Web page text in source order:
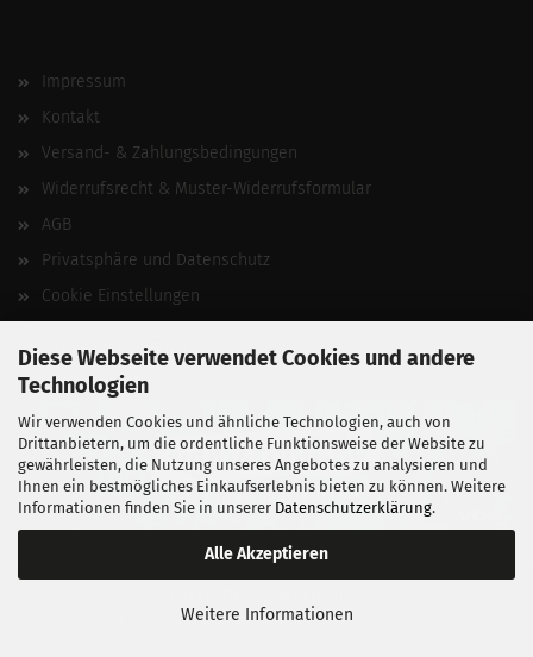
Diese Webseite verwendet Cookies und andere
Technologien
Wir verwenden Cookies und ähnliche Technologien, auch von
Drittanbietern, um die ordentliche Funktionsweise der Website zu
gewährleisten, die Nutzung unseres Angebotes zu analysieren und
Ihnen ein bestmögliches Einkaufserlebnis bieten zu können. Weitere
Informationen finden Sie in unserer Datenschutzerklärung.
Alle Akzeptieren
Weitere Informationen
Impressum
Kontakt
Versand- & Zahlungsbedingungen
Widerrufsrecht & Muster-Widerrufsformular
AGB
Privatsphäre und Datenschutz
Cookie Einstellungen
Vertrag widerrufen
Entwickelt vonfabian heinz webdesign